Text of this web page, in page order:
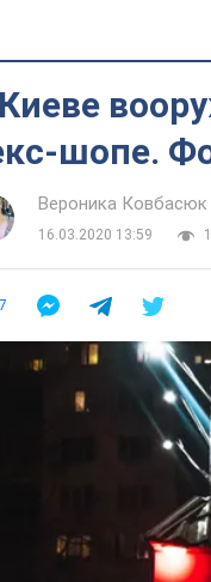
шопе.
Вероника Ковбасюк
16.03.2020 13:59
7